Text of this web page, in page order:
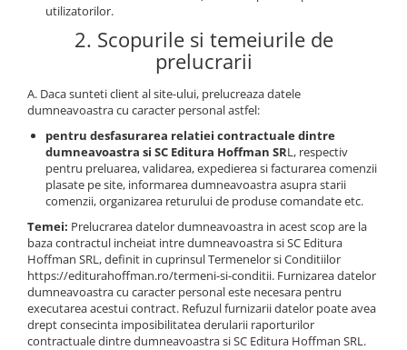
utilizatorilor.
2. Scopurile si temeiurile de
prelucrarii
A. Daca sunteti client al site-ului, prelucreaza datele
dumneavoastra cu caracter personal astfel:
pentru desfasurarea relatiei contractuale dintre
dumneavoastra si SC Editura Hoffman SRL, respectiv
pentru preluarea, validarea, expedierea si facturarea comenzii
plasate pe site, informarea dumneavoastra asupra starii
comenzii, organizarea returului de produse comandate etc.
Temei: Prelucrarea datelor dumneavoastra in acest scop are la
baza contractul incheiat intre dumneavoastra si SC Editura
Hoffman SRL, definit in cuprinsul Termenelor si Conditiilor
https://editurahoffman.ro/termeni-si-conditii. Furnizarea datelor
dumneavoastra cu caracter personal este necesara pentru
executarea acestui contract. Refuzul furnizarii datelor poate avea
drept consecinta imposibilitatea derularii raporturilor
contractuale dintre dumneavoastra si SC Editura Hoffman SRL.